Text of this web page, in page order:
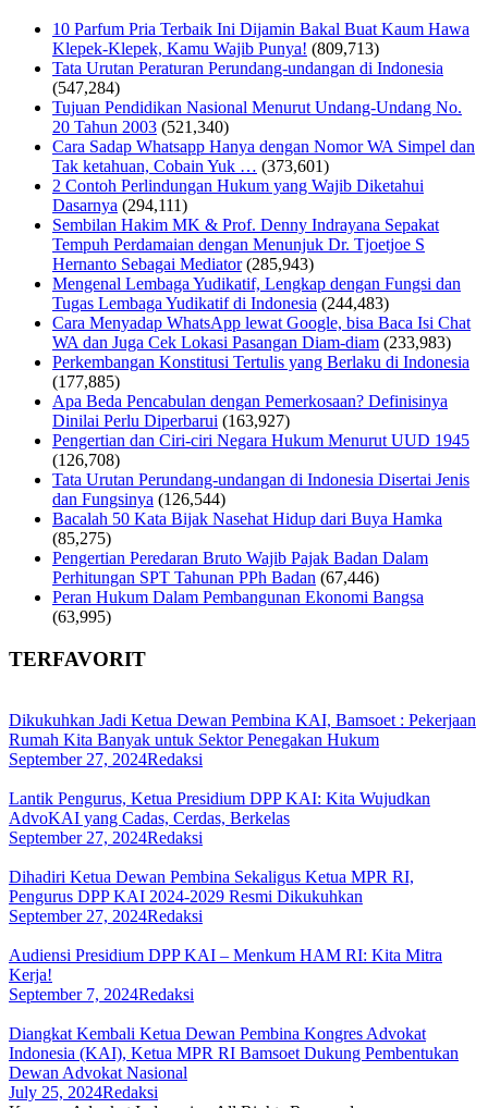
10 Parfum Pria Terbaik Ini Dijamin Bakal Buat Kaum Hawa
Klepek-Klepek, Kamu Wajib Punya! (809,713)
Tata Urutan Peraturan Perundang-undangan di Indonesia
(547,284)
Tujuan Pendidikan Nasional Menurut Undang-Undang No.
20 Tahun 2003 (521,340)
Cara Sadap Whatsapp Hanya dengan Nomor WA Simpel dan
Tak ketahuan, Cobain Yuk … (373,601)
2 Contoh Perlindungan Hukum yang Wajib Diketahui
Dasarnya (294,111)
Sembilan Hakim MK & Prof. Denny Indrayana Sepakat
Tempuh Perdamaian dengan Menunjuk Dr. Tjoetjoe S
Hernanto Sebagai Mediator (285,943)
Mengenal Lembaga Yudikatif, Lengkap dengan Fungsi dan
Tugas Lembaga Yudikatif di Indonesia (244,483)
Cara Menyadap WhatsApp lewat Google, bisa Baca Isi Chat
WA dan Juga Cek Lokasi Pasangan Diam-diam (233,983)
Perkembangan Konstitusi Tertulis yang Berlaku di Indonesia
(177,885)
Apa Beda Pencabulan dengan Pemerkosaan? Definisinya
Dinilai Perlu Diperbarui (163,927)
Pengertian dan Ciri-ciri Negara Hukum Menurut UUD 1945
(126,708)
Tata Urutan Perundang-undangan di Indonesia Disertai Jenis
dan Fungsinya (126,544)
Bacalah 50 Kata Bijak Nasehat Hidup dari Buya Hamka
(85,275)
Pengertian Peredaran Bruto Wajib Pajak Badan Dalam
Perhitungan SPT Tahunan PPh Badan (67,446)
Peran Hukum Dalam Pembangunan Ekonomi Bangsa
(63,995)
TERFAVORIT
Dikukuhkan Jadi Ketua Dewan Pembina KAI, Bamsoet : Pekerjaan
Rumah Kita Banyak untuk Sektor Penegakan Hukum
September 27, 2024Redaksi
Lantik Pengurus, Ketua Presidium DPP KAI: Kita Wujudkan
AdvoKAI yang Cadas, Cerdas, Berkelas
September 27, 2024Redaksi
Dihadiri Ketua Dewan Pembina Sekaligus Ketua MPR RI,
Pengurus DPP KAI 2024-2029 Resmi Dikukuhkan
September 27, 2024Redaksi
Audiensi Presidium DPP KAI – Menkum HAM RI: Kita Mitra
Kerja!
September 7, 2024Redaksi
Diangkat Kembali Ketua Dewan Pembina Kongres Advokat
Indonesia (KAI), Ketua MPR RI Bamsoet Dukung Pembentukan
Dewan Advokat Nasional
July 25, 2024Redaksi